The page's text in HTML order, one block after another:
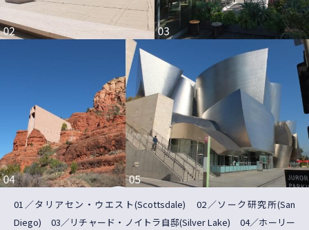
01／タリアセン・ウエスト(Scottsdale) 02／ソーク研究所(San
Diego) 03／リチャード・ノイトラ自邸(Silver Lake) 04／ホーリー